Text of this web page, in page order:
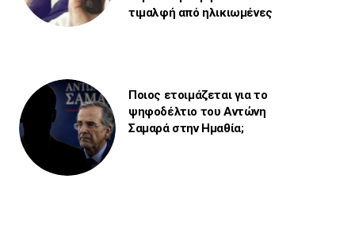
τιμαλφή από ηλικιωμένες
Ποιος ετοιμάζεται για το
ψηφοδέλτιο του Αντώνη
Σαμαρά στην Ημαθία;